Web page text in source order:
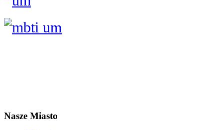
Nasze Miasto